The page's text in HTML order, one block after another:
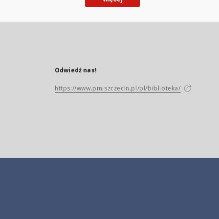
Odwiedź nas!
https://www.pm.szczecin.pl/pl/biblioteka/